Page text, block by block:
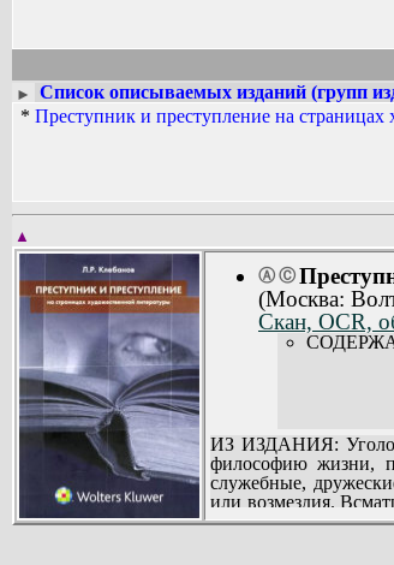
►
Список описываемых изданий (групп
* Преступник и преступление на страницах
▲
Ⓐ Ⓒ
(Москва:
Скан, OCR,
ИЗ ИЗДАНИЯ:
философию жизни,
служебные,
или возмездия.
создается картина